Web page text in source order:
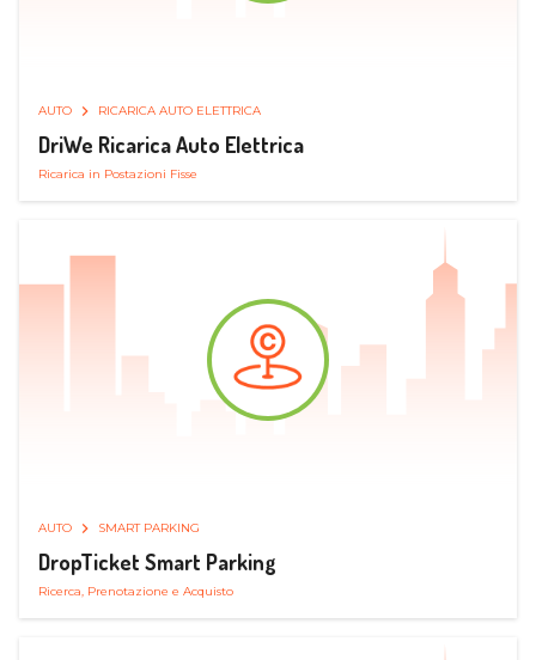
AUTO RICARICA AUTO ELETTRICA
DriWe Ricarica Auto Elettrica
Ricarica in Postazioni Fisse
AUTO SMART PARKING
DropTicket Smart Parking
Ricerca, Prenotazione e Acquisto